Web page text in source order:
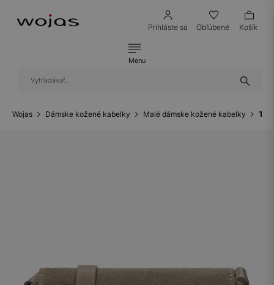
Prihláste sa Obľúbené Košík
Menu
Wojas Dámske kožené kabelky Malé dámske kožené kabelky